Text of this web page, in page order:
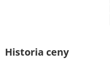
Historia ceny